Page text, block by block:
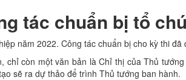
tác chuẩn bị tổ
năm 2022. Công tác chuẩn bị cho kỳ thi
còn một văn bản là Chỉ thị của Thủ
sẽ ra dự thảo để trình Thủ tướng ban hành.